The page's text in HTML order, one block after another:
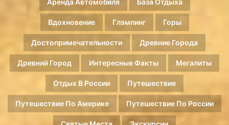
Вдохновение Глэмпинг Горы
Достопримечательности Древние Города
Древний Город Интересные Факты Мегалиты
Отдых В России Путешествие
Путешествие По Америке Путешествие По России